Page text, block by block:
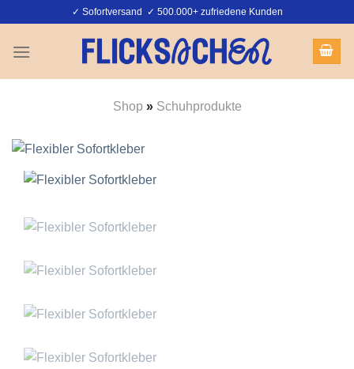
springen
✓ Sofortversand ✓ 500.000+ zufriedene Kunden
Shop » Schuhprodukte